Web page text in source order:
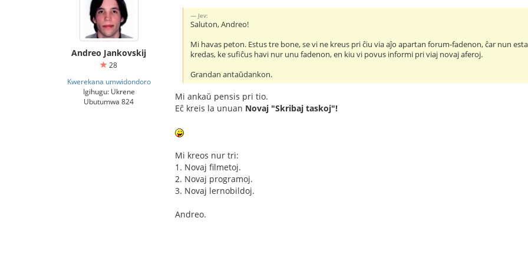
Andreo Jankovskij
28
Kwerekana umwidondoro
Igihugu: Ukrene
Ubutumwa 824
Jev:
Saluton, Andreo!
Mi havas peton. Estus tre bone, se vi ne kreus pri ĉiu via aĵo apartan forum-fadenon, ĉar nun
kredas, ke sufiĉus havi nur unu fadenon, en kiu vi povus informi pri viaj novaj aferoj.
Grandan antaŭdankon.
Mi ankaŭ pensis pri tio.
Eĉ kreis la unuan Novaj "Skribaj taskoj"!
Mi kreos nur tri:
1. Novaj filmetoj.
2. Novaj programoj.
3. Novaj lernobildoj.
Andreo.